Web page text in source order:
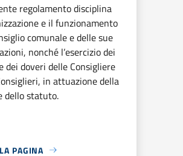
regolamento disciplina
e il funzionamento
comunale e delle sue
nonché l’esercizio dei
dei doveri delle Consigliere
in attuazione della
dello statuto.
PAGINA